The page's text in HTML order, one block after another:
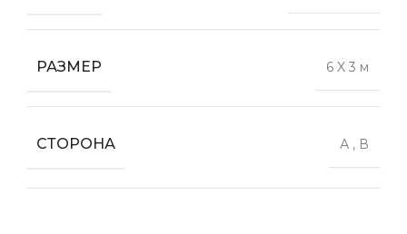
РАЗМЕР 6 X 3 м
СТОРОНА А , В